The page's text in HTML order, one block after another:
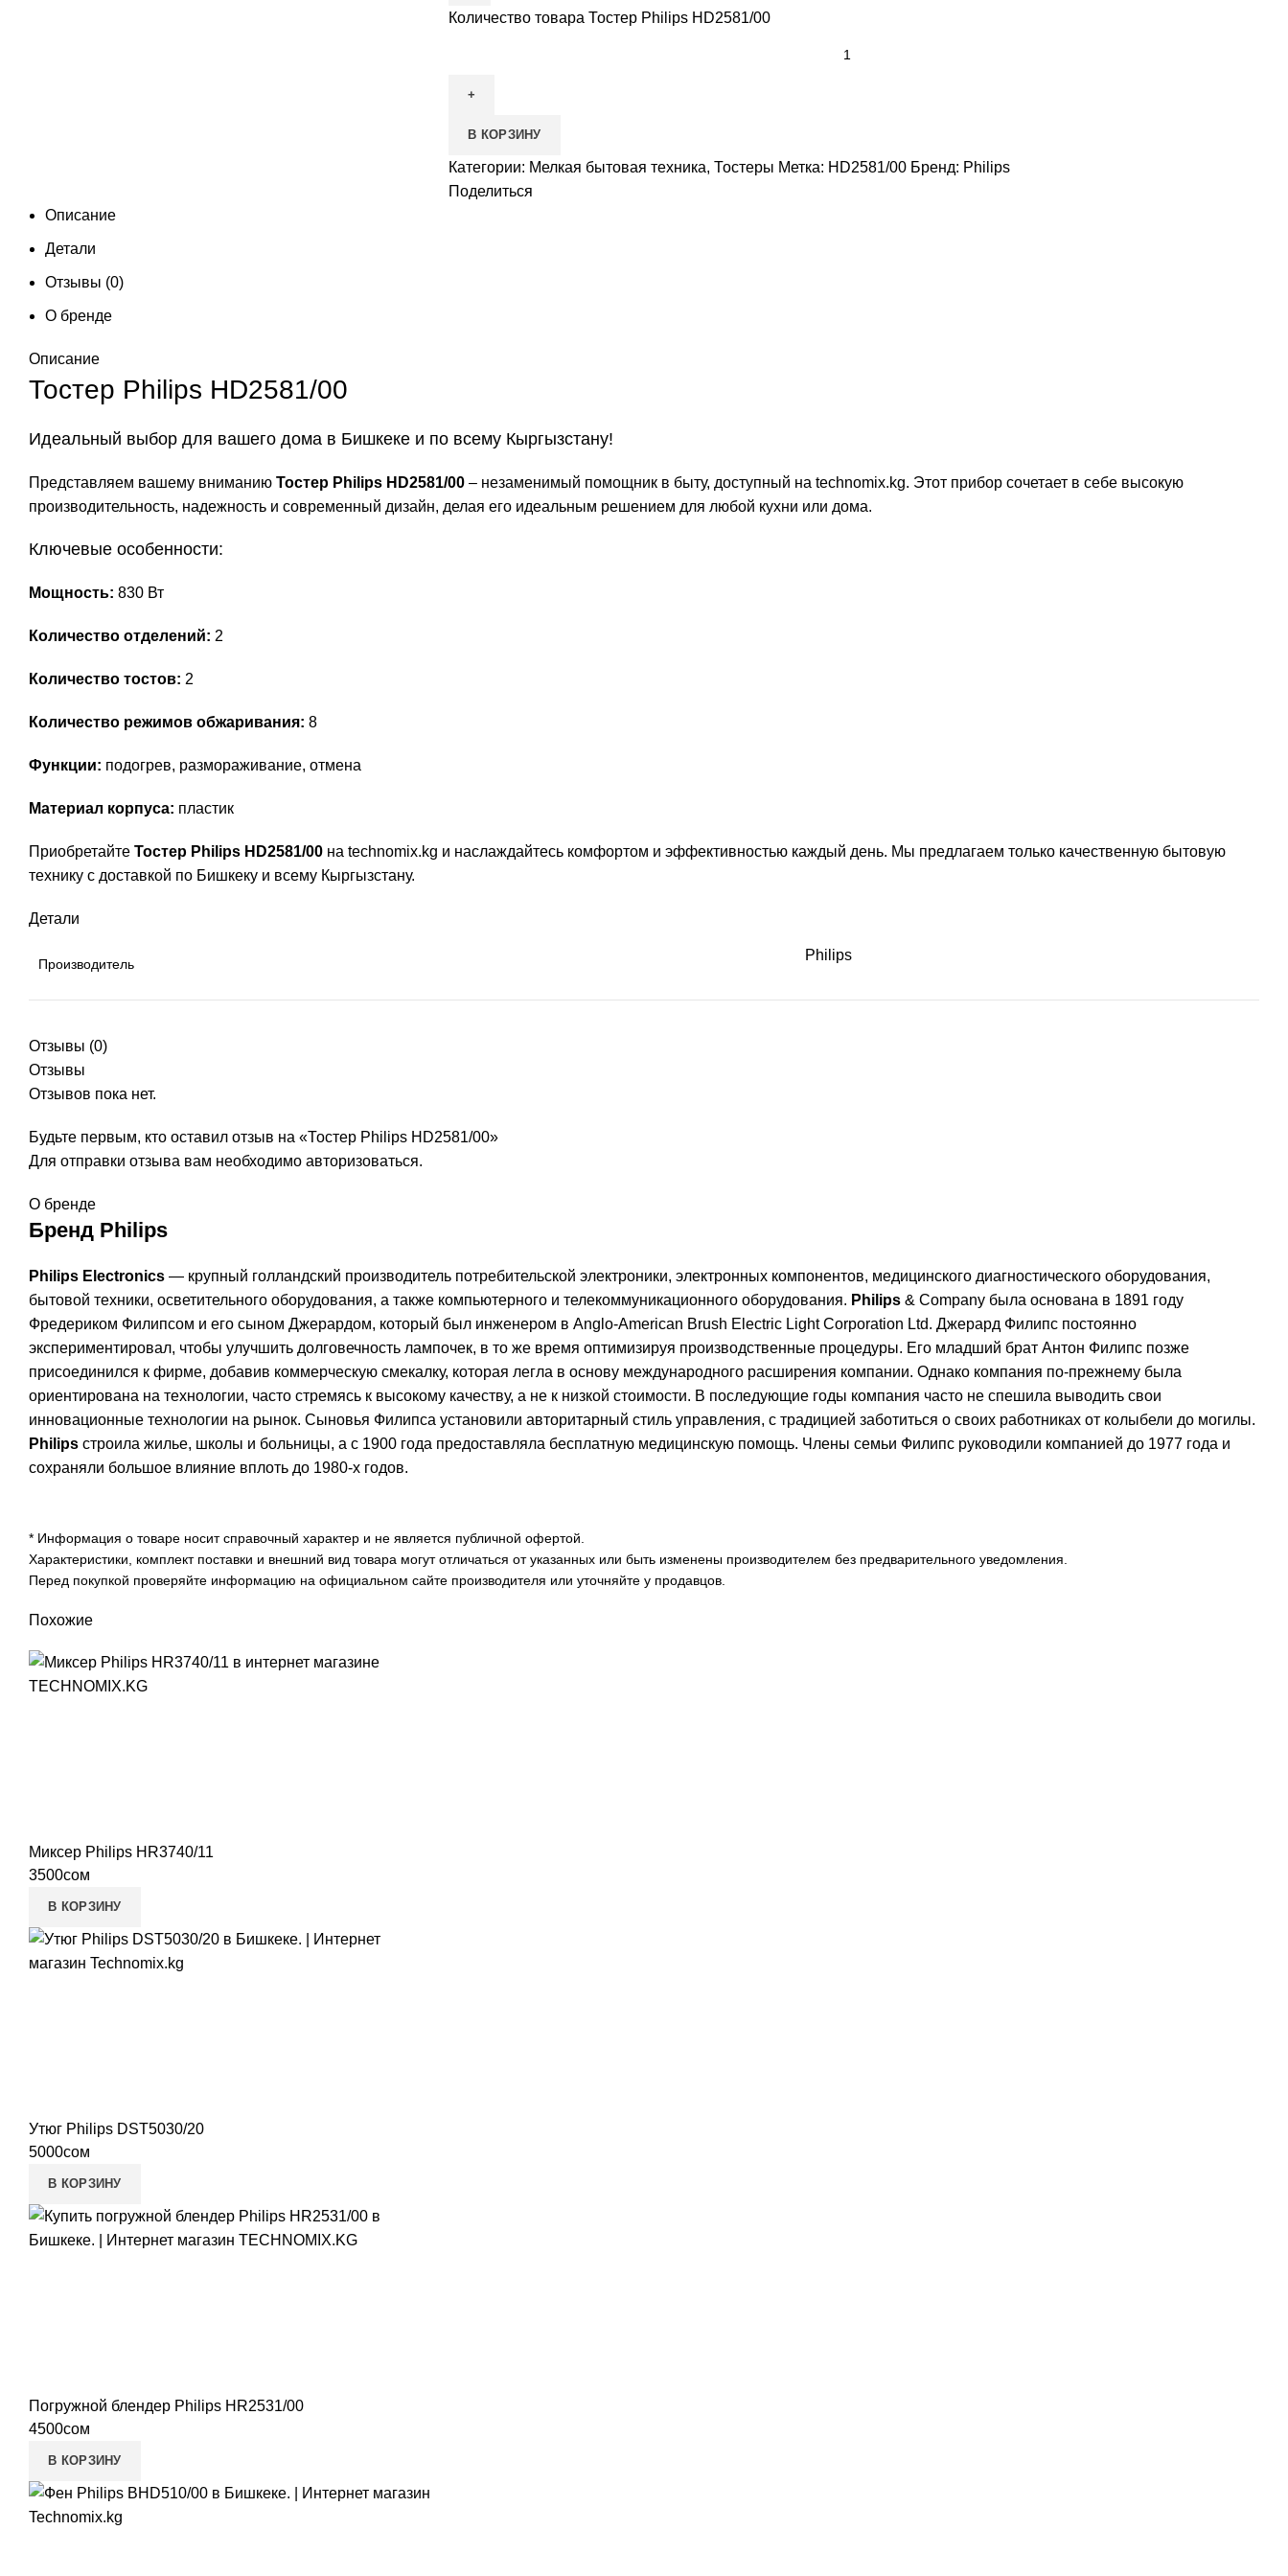
Количество товара Тостер Philips HD2581/00
В КОРЗИНУ
Категории: Мелкая бытовая техника, Тостеры Метка: HD2581/00 Бренд: Philips
Поделиться
Описание
Детали
Отзывы (0)
О бренде
Описание
Тостер Philips HD2581/00
Идеальный выбор для вашего дома в Бишкеке и по всему Кыргызстану!
Представляем вашему вниманию Тостер Philips HD2581/00 – незаменимый помощник в быту, доступный на technomix.kg. Этот прибор сочетает в себе высокую
производительность, надежность и современный дизайн, делая его идеальным решением для любой кухни или дома.
Ключевые особенности:
Мощность: 830 Вт
Количество отделений: 2
Количество тостов: 2
Количество режимов обжаривания: 8
Функции: подогрев, размораживание, отмена
Материал корпуса: пластик
Приобретайте Тостер Philips HD2581/00 на technomix.kg и наслаждайтесь комфортом и эффективностью каждый день. Мы предлагаем только качественную бытовую
технику с доставкой по Бишкеку и всему Кыргызстану.
Детали
Производитель
Philips
Отзывы (0)
Отзывы
Отзывов пока нет.
Будьте первым, кто оставил отзыв на «Тостер Philips HD2581/00»
Для отправки отзыва вам необходимо авторизоваться.
О бренде
Бренд Philips
Philips Electronics — крупный голландский производитель потребительской электроники, электронных компонентов, медицинского диагностического оборудования,
бытовой техники, осветительного оборудования, а также компьютерного и телекоммуникационного оборудования. Philips & Company была основана в 1891 году
Фредериком Филипсом и его сыном Джерардом, который был инженером в Anglo-American Brush Electric Light Corporation Ltd. Джерард Филипс постоянно
экспериментировал, чтобы улучшить долговечность лампочек, в то же время оптимизируя производственные процедуры. Его младший брат Антон Филипс позже
присоединился к фирме, добавив коммерческую смекалку, которая легла в основу международного расширения компании. Однако компания по-прежнему была
ориентирована на технологии, часто стремясь к высокому качеству, а не к низкой стоимости. В последующие годы компания часто не спешила выводить свои
инновационные технологии на рынок. Сыновья Филипса установили авторитарный стиль управления, с традицией заботиться о своих работниках от колыбели до могилы.
Philips строила жилье, школы и больницы, а с 1900 года предоставляла бесплатную медицинскую помощь. Члены семьи Филипс руководили компанией до 1977 года и
сохраняли большое влияние вплоть до 1980-х годов.
* Информация о товаре носит справочный характер и не является публичной офертой.
Характеристики, комплект поставки и внешний вид товара могут отличаться от указанных или быть изменены производителем без предварительного уведомления.
Перед покупкой проверяйте информацию на официальном сайте производителя или уточняйте у продавцов.
Похожие
Миксер Philips HR3740/11
3500сом
В КОРЗИНУ
Утюг Philips DST5030/20
5000сом
В КОРЗИНУ
Погружной блендер Philips HR2531/00
4500сом
В КОРЗИНУ